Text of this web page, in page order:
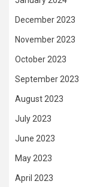
December 2023
November 2023
October 2023
September 2023
August 2023
July 2023
June 2023
May 2023
April 2023